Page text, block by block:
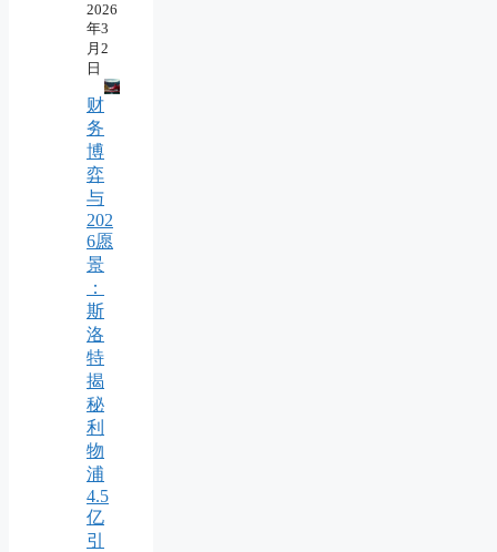
2026
年3
月2
日
财
务
博
弈
与
202
6愿
景
：
斯
洛
特
揭
秘
利
物
浦
4.5
亿
引